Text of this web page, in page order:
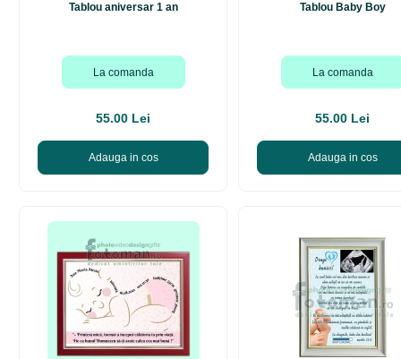
Tablou aniversar 1 an
La comanda
55.00 Lei
Adauga in cos
Tablou Baby Boy
La comanda
55.00 Lei
Adauga in cos